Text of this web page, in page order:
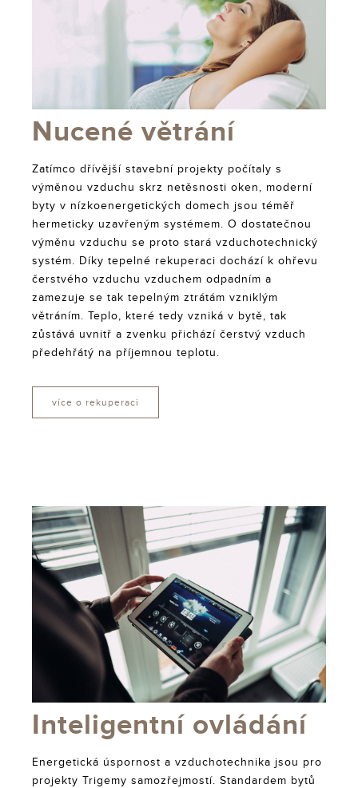
Nucené větrání
Zatímco dřívější stavební projekty počítaly s
výměnou vzduchu skrz netěsnosti oken, moderní
byty v nízkoenergetických domech jsou téměř
hermeticky uzavřeným systémem. O dostatečnou
výměnu vzduchu se proto stará vzduchotechnický
systém. Díky tepelné rekuperaci dochází k ohřevu
čerstvého vzduchu vzduchem odpadním a
zamezuje se tak tepelným ztrátám vzniklým
větráním. Teplo, které tedy vzniká v bytě, tak
zůstává uvnitř a zvenku přichází čerstvý vzduch
předehřátý na příjemnou teplotu.
více o rekuperaci
Inteligentní ovládání
Energetická úspornost a vzduchotechnika jsou pro
projekty Trigemy samozřejmostí. Standardem bytů